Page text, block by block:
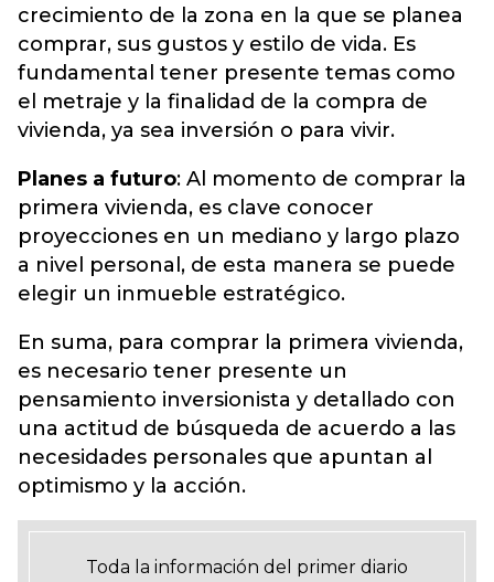
crecimiento de la zona en la que se planea
comprar, sus gustos y estilo de vida. Es
fundamental tener presente temas como
el metraje y la finalidad de la compra de
vivienda, ya sea inversión o para vivir.
Planes a futuro: Al momento de comprar la
primera vivienda, es clave conocer
proyecciones en un mediano y largo plazo
a nivel personal, de esta manera se puede
elegir un inmueble estratégico.
En suma, para comprar la primera vivienda,
es necesario tener presente un
pensamiento inversionista y detallado con
una actitud de búsqueda de acuerdo a las
necesidades personales que apuntan al
optimismo y la acción.
Toda la información del primer diario